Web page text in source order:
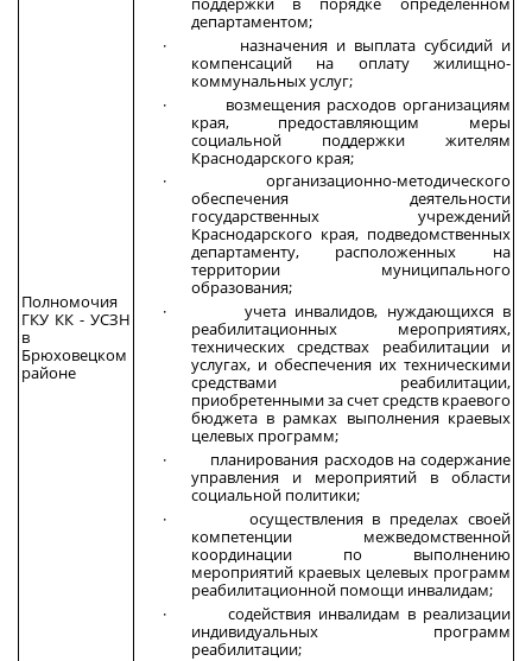
Полномочия
ГКУ КК - УСЗН
в
Брюховецком
районе
департаментом;
· назначения и выплата субсидий и
компенсаций на оплату жилищно-
коммунальных услуг;
· возмещения расходов организациям
края, предоставляющим меры
социальной поддержки жителям
Краснодарского края;
· организационно-методического
обеспечения деятельности
государственных учреждений
Краснодарского края, подведомственных
департаменту, расположенных на
территории муниципального
образования;
· учета инвалидов, нуждающихся в
реабилитационных мероприятиях,
технических средствах реабилитации и
услугах, и обеспечения их техническими
средствами реабилитации,
приобретенными за счет средств краевого
бюджета в рамках выполнения краевых
целевых программ;
· планирования расходов на содержание
управления и мероприятий в области
социальной политики;
· осуществления в пределах своей
компетенции межведомственной
координации по выполнению
мероприятий краевых целевых программ
реабилитационной помощи инвалидам;
· содействия инвалидам в реализации
индивидуальных программ
реабилитации;